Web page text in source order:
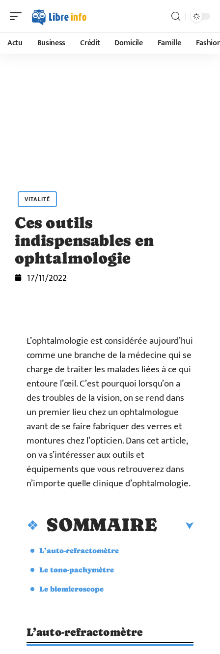
Actu Business Crédit Domicile Famille
VITALITÉ
Ces outils
indispensables en
ophtalmologie
17/11/2022
L’ophtalmologie est considérée aujourd’hui
comme une branche de la médecine qui se
charge de traiter les malades liées à ce qui
entoure l’œil. C’est pourquoi lorsqu’on a
des troubles de la vision, on se rend dans
un premier lieu chez un ophtalmologue
avant de se faire fabriquer des verres et
montures chez l’opticien. Dans cet article,
on va s’intéresser aux outils et
équipements que vous retrouverez dans
n’importe quelle clinique d’ophtalmologie.
SOMMAIRE
L’auto-refractomètre
Le tono-pachymètre
Le biomicroscope
L’auto-refractomètre